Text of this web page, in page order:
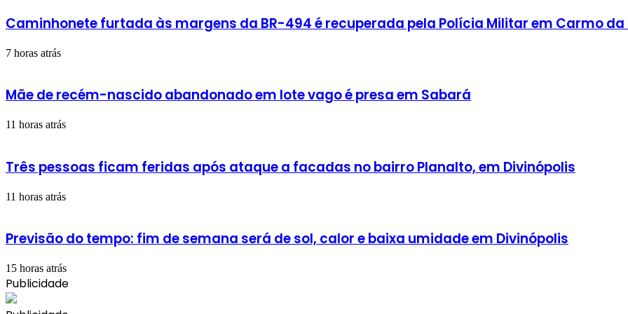
Caminhonete furtada às margens da BR-494 é recuperada pela Polícia Militar em Carmo
7 horas atrás
Mãe de recém-nascido abandonado em lote vago é presa em Sabará
11 horas atrás
Três pessoas ficam feridas após ataque a facadas no bairro Planalto, em Divinópolis
11 horas atrás
Previsão do tempo: fim de semana será de sol, calor e baixa umidade em Divinópolis
15 horas atrás
Publicidade